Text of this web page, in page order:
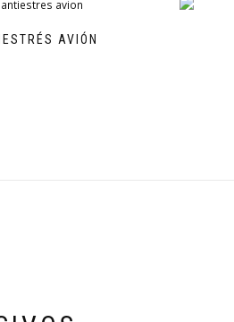
AVIÓN